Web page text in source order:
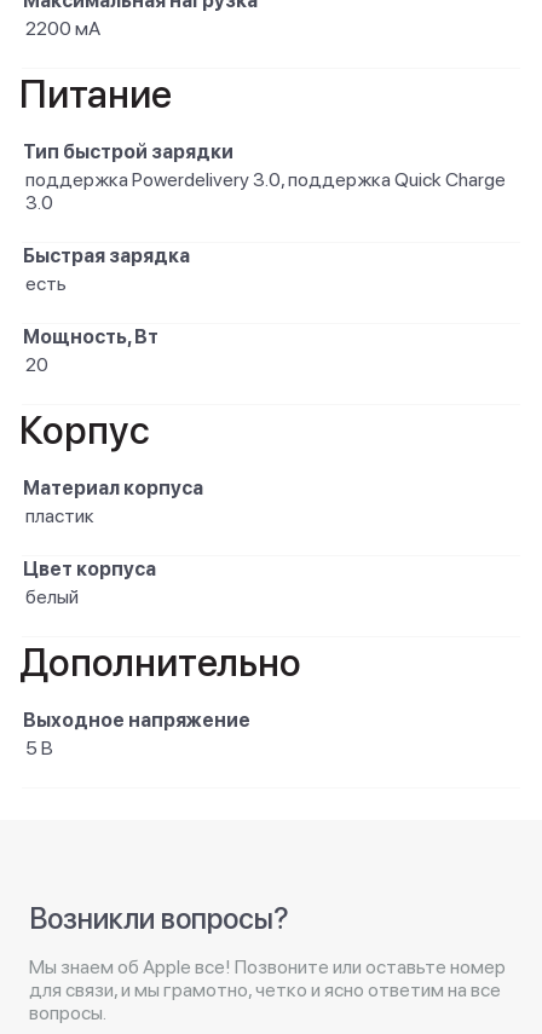
2200 мА
Питание
Тип быстрой зарядки
поддержка Powerdelivery 3.0, поддержка Quick Charge
3.0
Быстрая зарядка
есть
Мощность, Вт
20
Корпус
Материал корпуса
пластик
Цвет корпуса
белый
Дополнительно
Выходное напряжение
5 В
Возникли вопросы?
Мы знаем об Apple все! Позвоните или оставьте номер
для связи, и мы грамотно, четко и ясно ответим на все
вопросы.